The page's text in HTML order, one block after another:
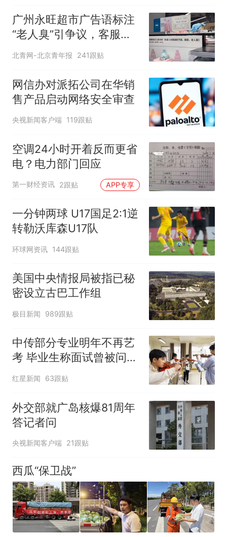
广州永旺超市广告语标注
“老人臭”引争议，客服回
应
北青网-北京青年报 241跟贴
网信办对派拓公司在华销
售产品启动网络安全审查
央视新闻客户端 119跟贴
空调24小时开着反而更省
电？电力部门回应
第一财经资讯 2跟贴 APP专享
一分钟两球 U17国足2:1逆
转勒沃库森U17队
环球网资讯 144跟贴
美国中央情报局被指已秘
密设立古巴工作组
极目新闻 989跟贴
中传部分专业明年不再艺
考 毕业生称面试曾被问
“如何策划晚会” 专家：遏
红星新闻 63跟贴
外交部就广岛核爆81周年
答记者问
央视新闻客户端 21跟贴
西瓜“保卫战”